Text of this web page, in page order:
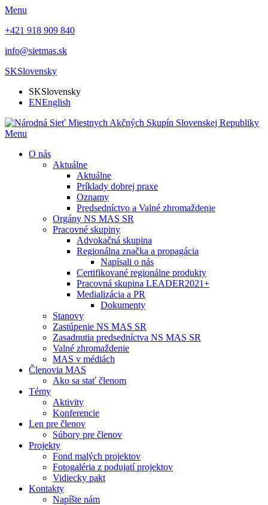
Menu
+421 918 909 840
info@sietmas.sk
SKSlovensky
SKSlovensky
ENEnglish
Menu
O nás
Aktuálne
Aktuálne
Príklady dobrej praxe
Oznamy
Predsedníctvo a Valné zhromaždenie
Orgány NS MAS SR
Pracovné skupiny
Advokačná skupina
Regionálna značka a propagácia
Napísali o nás
Certifikované regionálne produkty
Pracovná skupina LEADER2021+
Medializácia a PR
Dokumenty
Stanovy
Zastúpenie NS MAS SR
Zasadnutia predsedníctva NS MAS SR
Valné zhromaždenie
MAS v médiách
Členovia MAS
Ako sa stať členom
Témy
Aktivity
Konferencie
Len pre členov
Súbory pre členov
Projekty
Fond malých projektov
Fotogaléria z podujatí projektov
Vidiecky pakt
Kontakty
Napíšte nám